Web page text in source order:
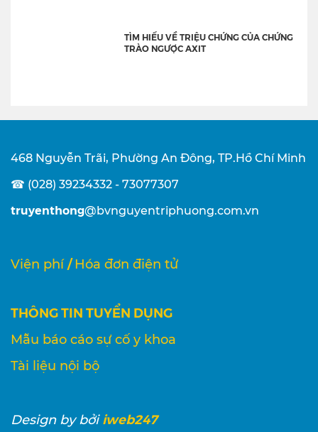
TÌM HIỂU VỀ TRIỆU CHỨNG CỦA CHỨNG
TRÀO NGƯỢC AXIT
468 Nguyễn Trãi, Phường An Đông, TP.Hồ Chí Minh
☎ (028) 39234332 - 73077307
truyenthong@bvnguyentriphuong.com.vn
Viện phí / Hóa đơn điện tử
THÔNG TIN TUYỂN DỤNG
Mẫu báo cáo sự cố y khoa
Tài liệu nội bộ
Designby bởi iweb247